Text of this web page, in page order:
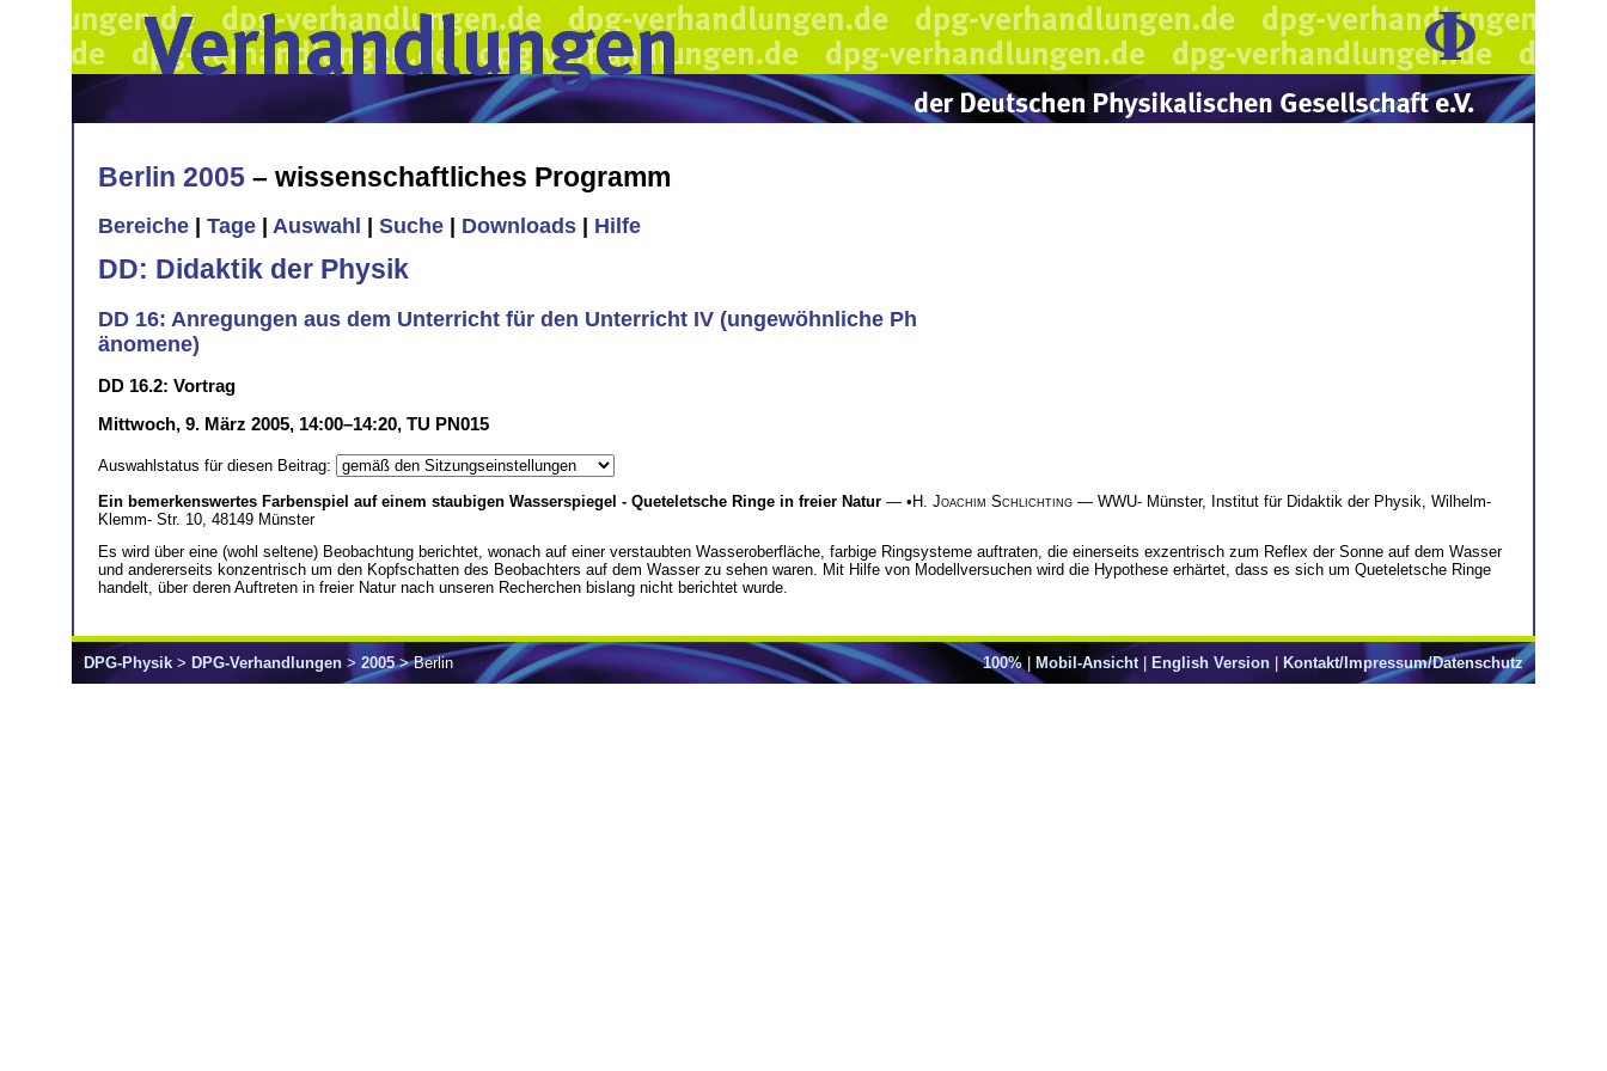
Berlin 2005 – wissenschaftliches Programm
Bereiche Tage Auswahl Suche Downloads Hilfe
DD: Didaktik der Physik
DD 16: Anregungen aus dem Unterricht für den Unterricht IV (ungewöhnliche Ph
änomene)
DD 16.2: Vortrag
Mittwoch, 9. März 2005, 14:00–14:20, TU PN015
Auswahlstatus für diesen Beitrag:
Ein bemerkenswertes Farbenspiel auf einem staubigen Wasserspiegel - Queteletsche Ringe in freier Natur — •H. Joachim Schlichting — WWU- Münster, Institut für Didaktik der Physik, Wilhelm-
Klemm- Str. 10, 48149 Münster
Es wird über eine (wohl seltene) Beobachtung berichtet, wonach auf einer verstaubten Wasseroberfläche, farbige Ringsysteme auftraten, die einerseits exzentrisch zum Reflex der Sonne auf dem Wasser
und andererseits konzentrisch um den Kopfschatten des Beobachters auf dem Wasser zu sehen waren. Mit Hilfe von Modellversuchen wird die Hypothese erhärtet, dass es sich um Queteletsche Ringe
handelt, über deren Auftreten in freier Natur nach unseren Recherchen bislang nicht berichtet wurde.
100%| Mobil-Ansicht| English Version Kontakt/Impressum/Datenschutz
DPG-Physik > DPG-Verhandlungen > 2005> Berlin